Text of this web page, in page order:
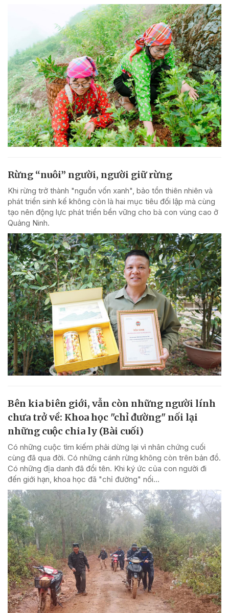
Rừng “nuôi” người, người giữ rừng
Khi rừng trở thành "nguồn vốn xanh", bảo tồn thiên nhiên và
phát triển sinh kế không còn là hai mục tiêu đối lập mà cùng
tạo nên động lực phát triển bền vững cho bà con vùng cao ở
Quảng Ninh.
Bên kia biên giới, vẫn còn những người lính
chưa trở về: Khoa học "chỉ đường" nối lại
những cuộc chia ly (Bài cuối)
Có những cuộc tìm kiếm phải dừng lại vì nhân chứng cuối
cùng đã qua đời. Có những cánh rừng không còn trên bản đồ.
Có những địa danh đã đổi tên. Khi ký ức của con người đi
đến giới hạn, khoa học đã "chỉ đường" nối...